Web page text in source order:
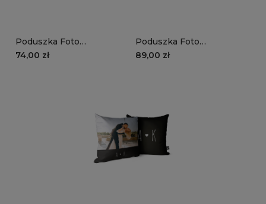
Poduszka Foto
#odcieniemiłosci - Biały |
74,00 zł
Poduszka Foto
#odcieniemiłosci - Czarny
89,00 zł